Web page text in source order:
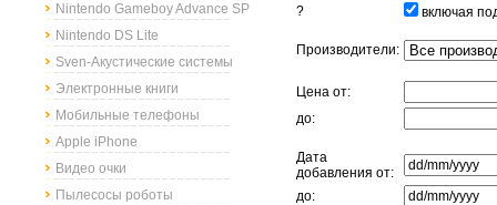
Nintendo Gameboy Advance SP
Nintendo DS Lite
Sven-Акустические системы
Электронные книги
Мобильные телефоны
Apple iPhone
Видео очки
Пылесосы роботы
?
включая
Производители:
Цена от:
до:
Дата
добавления от:
до: